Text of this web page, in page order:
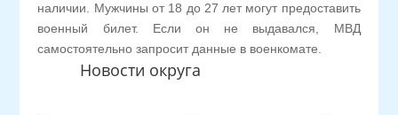
Новости округа
наличии. Мужчины от 18 до 27 лет могут предоставить
военный билет. Если он не выдавался, МВД
самостоятельно запросит данные в военкомате.